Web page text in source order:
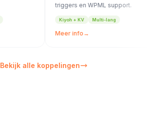
triggers en WPML support.
Multi-lang
Meer info→
Bekijk alle koppelingen